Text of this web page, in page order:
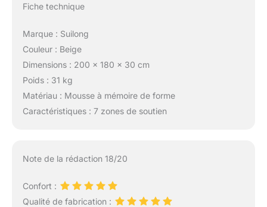
Fiche technique
Marque : Suilong
Couleur : Beige
Dimensions : 200 x 180 x 30 cm
Poids : 31 kg
Matériau : Mousse à mémoire de forme
Caractéristiques : 7 zones de soutien
Note de la rédaction 18/20
Confort :
Qualité de fabrication :